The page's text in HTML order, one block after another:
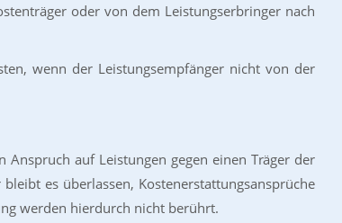
oder von dem Leistungserbringer nach
wenn der Leistungsempfänger nicht von der
auf Leistungen gegen einen Träger der
es überlassen, Kostenerstattungsansprüche
werden hierdurch nicht berührt.